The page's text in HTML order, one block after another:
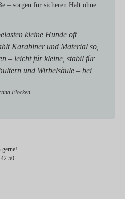
– sorgen für sicheren Halt ohne
kleine Hunde oft
Karabiner und Material so,
– leicht für kleine, stabil für
und Wirbelsäule – bei
Flocken
gerne!
50